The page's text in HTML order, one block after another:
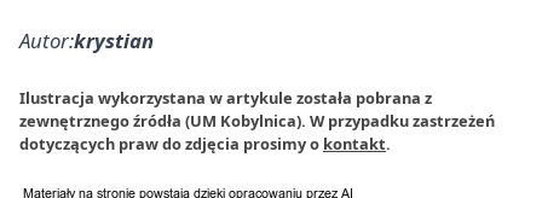
Autor:krystian
Ilustracja wykorzystana w artykule została pobrana z
zewnętrznego źródła (UM Kobylnica). W przypadku zastrzeżeń
dotyczących praw do zdjęcia prosimy o kontakt.